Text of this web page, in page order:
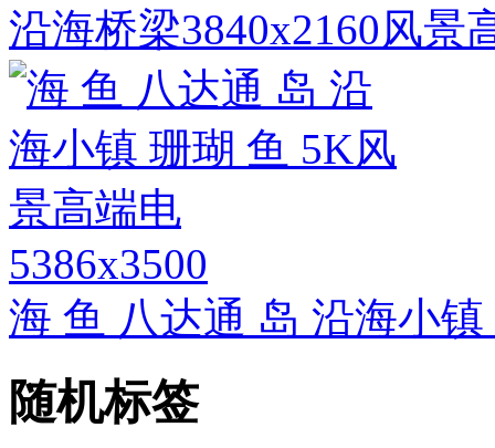
沿海桥梁3840x2160风景
5386x3500
海 鱼 八达通 岛 沿海小
随机标签